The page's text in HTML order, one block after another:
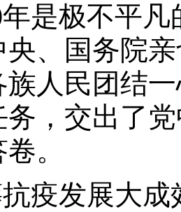
年是极不平
央、国务院
族人民团结
务，交出了
。
疫发展大